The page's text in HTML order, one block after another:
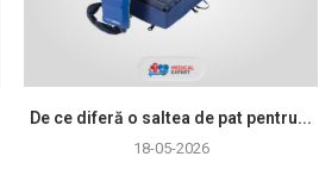
De ce diferă o saltea de pat pentru...
18-05-2026